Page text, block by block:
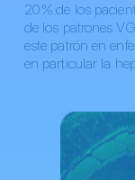
20 % de los
de los patrones
este patrón en
en particular la